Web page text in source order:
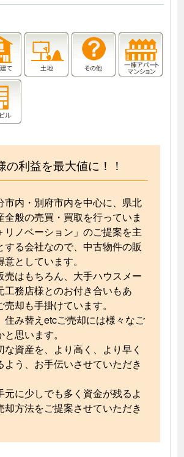
の利益を最大値に！！
市内・別府市内を中心に、県北
全般の売買・買取を行っていま
リノベーション」のご提案を主
する会社なので、中古物件の販
としています。
売はもちろん、大手ハウスメー
工務店様とのお付き合いもあ
売却も手掛けています。
住み替えetcご売却には様々なご
思います。
な資産を、より高く、より早く
よう、お手伝いさせていただき
元に少しでも多く資金が残るよ
却方法をご提案させていただき